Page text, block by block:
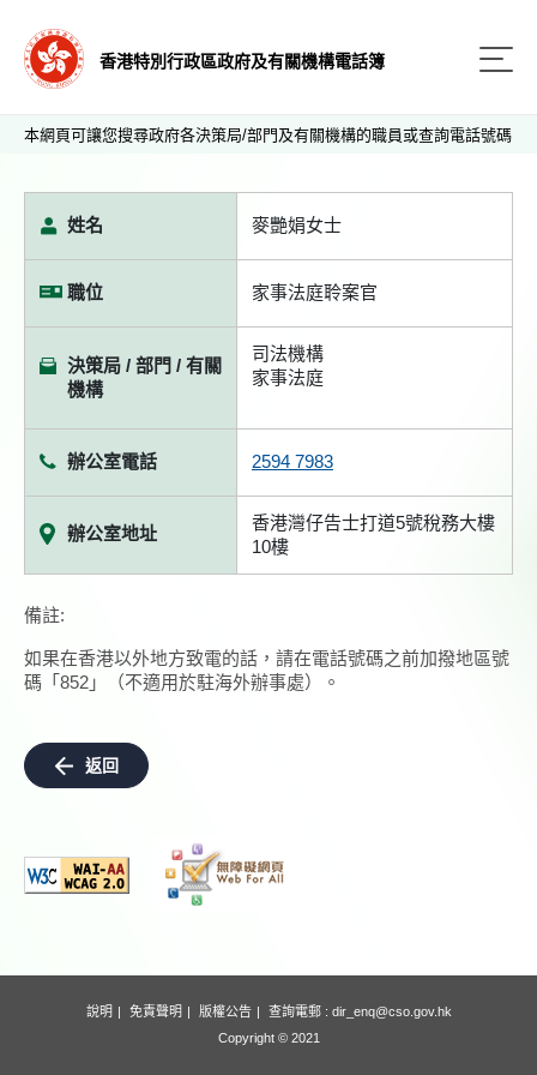
香港特別行政區政府及有關機構電話簿
本網頁可讓您搜尋政府各決策局/部門及有關機構的職員或查詢電話號碼
姓名 麥艷娟女士
職位 家事法庭聆案官
決策局 / 部門 / 有關
機構
司法機構
家事法庭
辦公室電話 2594 7983
辦公室地址
香港灣仔告士打道5號稅務大樓
10樓
備註:
如果在香港以外地方致電的話，請在電話號碼之前加撥地區號
碼「852」（不適用於駐海外辦事處）。
返回
說明 免責聲明 版權公告 查詢電郵 : dir_enq@cso.gov.hk
Copyright © 2021